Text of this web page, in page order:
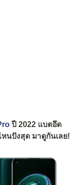
ปี 2022 แบตอึด
นปังสุด มาดูกันเลย!